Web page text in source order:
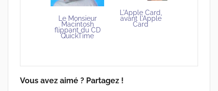
Le Monsieur
Macintosh
flippant du CD
QuickTime
L'Apple Card,
avant l'Apple
Card
Vous avez aimé ? Partagez !